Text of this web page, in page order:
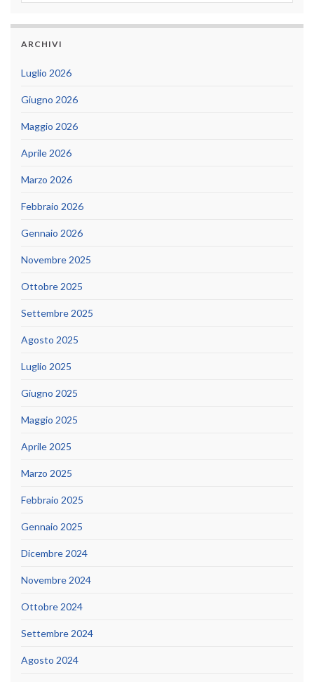
ARCHIVI
Luglio 2026
Giugno 2026
Maggio 2026
Aprile 2026
Marzo 2026
Febbraio 2026
Gennaio 2026
Novembre 2025
Ottobre 2025
Settembre 2025
Agosto 2025
Luglio 2025
Giugno 2025
Maggio 2025
Aprile 2025
Marzo 2025
Febbraio 2025
Gennaio 2025
Dicembre 2024
Novembre 2024
Ottobre 2024
Settembre 2024
Agosto 2024